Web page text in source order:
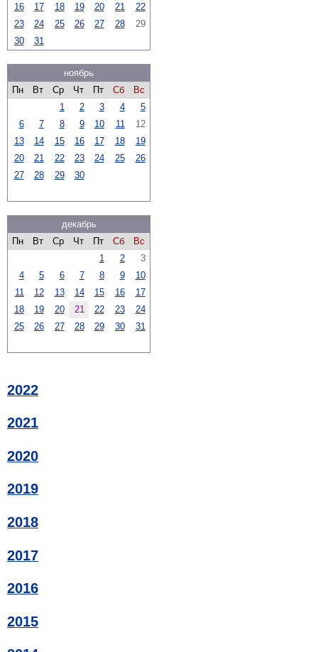
16
17 18 19 20 21
22
23
24 25 26 27 28
29
30
31
ноябрь
Пн
Вт Ср Чт Пт Сб
Вс
1
2 3 4
5
6
7 8 9 10 11
12
13
14 15 16 17 18
19
20
21 22 23 24 25
26
27
28 29 30
декабрь
Пн
Вт Ср Чт Пт Сб
Вс
1
2
3
4
5 6 7 8 9
10
11
12 13 14 15 16
17
18
19 20 21 22 23
24
25
26 27 28 29 30 31
2022
2021
2020
2019
2018
2017
2016
2015